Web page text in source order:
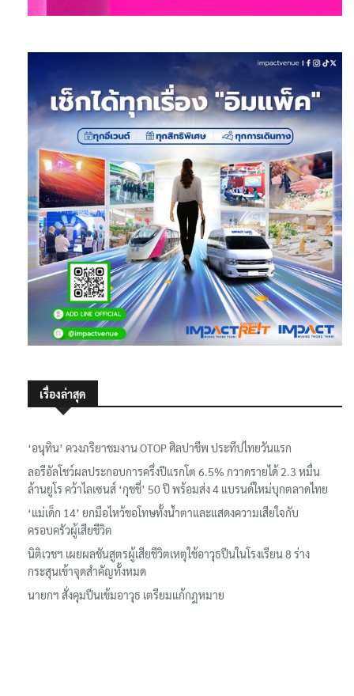
เรื่องล่าสุด
‘อนุทิน’ ควงภริยาชมงาน OTOP ศิลปาชีพ ประทีปไทยวันแรก
ลอรีอัลโชว์ผลประกอบการครึ่งปีแรกโต 6.5% กวาดรายได้ 2.3 หมื่น
ล้านยูโร คว้าไลเซนส์ ‘กุชชี่’ 50 ปี พร้อมส่ง 4 แบรนด์ใหม่บุกตลาดไทย
‘แม่เด็ก 14’ ยกมือไหว้ขอโทษทั้งน้ำตาและแสดงความเสียใจกับ
ครอบครัวผู้เสียชีวิต
นิติเวชฯ เผยผลชันสูตรผู้เสียชีวิตเหตุใช้อาวุธปืนในโรงเรียน 8 ร่าง
กระสุนเข้าจุดสำคัญทั้งหมด
นายกฯ สั่งคุมปืนเข้มอาวุธ เตรียมแก้กฎหมาย